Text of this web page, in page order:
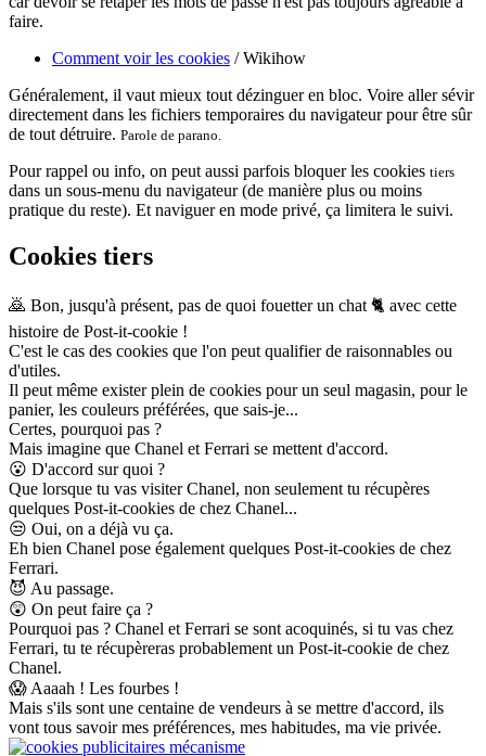
faire.
Comment voir les cookies / Wikihow
Généralement, il vaut mieux tout dézinguer en bloc. Voire aller sévir
directement dans les fichiers temporaires du navigateur pour être sûr
de tout détruire. Parole de parano.
Pour rappel ou info, on peut aussi parfois bloquer les cookies tiers
dans un sous-menu du navigateur (de manière plus ou moins
pratique du reste). Et naviguer en mode privé, ça limitera le suivi.
Cookies tiers
🙇 Bon, jusqu'à présent, pas de quoi fouetter un chat 🐈 avec cette
histoire de Post-it-cookie !
C'est le cas des cookies que l'on peut qualifier de raisonnables ou
d'utiles.
Il peut même exister plein de cookies pour un seul magasin, pour le
panier, les couleurs préférées, que sais-je...
Certes, pourquoi pas ?
Mais imagine que Chanel et Ferrari se mettent d'accord.
😮 D'accord sur quoi ?
Que lorsque tu vas visiter Chanel, non seulement tu récupères
quelques Post-it-cookies de chez Chanel...
😒 Oui, on a déjà vu ça.
Eh bien Chanel pose également quelques Post-it-cookies de chez
Ferrari.
😈 Au passage.
😲 On peut faire ça ?
Pourquoi pas ? Chanel et Ferrari se sont acoquinés, si tu vas chez
Ferrari, tu te récupèreras probablement un Post-it-cookie de chez
Chanel.
😱 Aaaah ! Les fourbes !
Mais s'ils sont une centaine de vendeurs à se mettre d'accord, ils
vont tous savoir mes préférences, mes habitudes, ma vie privée.